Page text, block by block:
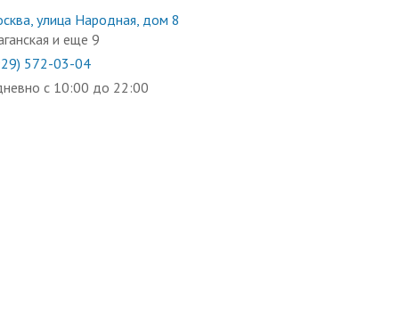
улица Народная, дом 8
и еще 9
572-03-04
с 10:00 до 22:00